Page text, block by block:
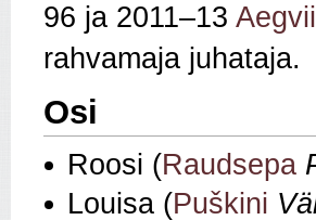
96 ja 2011–13
rahvamaja juhataja.
Osi
Roosi (Raudsepa
Louisa (Puškini